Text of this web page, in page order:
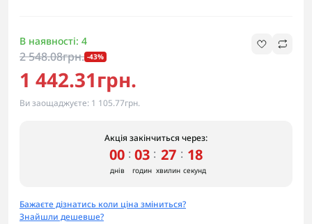
В наявності: 4
2 548.08грн. -43%
1 442.31грн.
Ви заощаджуєте: 1 105.77грн.
Акція закінчиться через:
00
днів
: 03
годин
: 27
хвилин
: 18
секунд
Бажаєте дізнатись коли ціна зміниться?
Знайшли дешевше?